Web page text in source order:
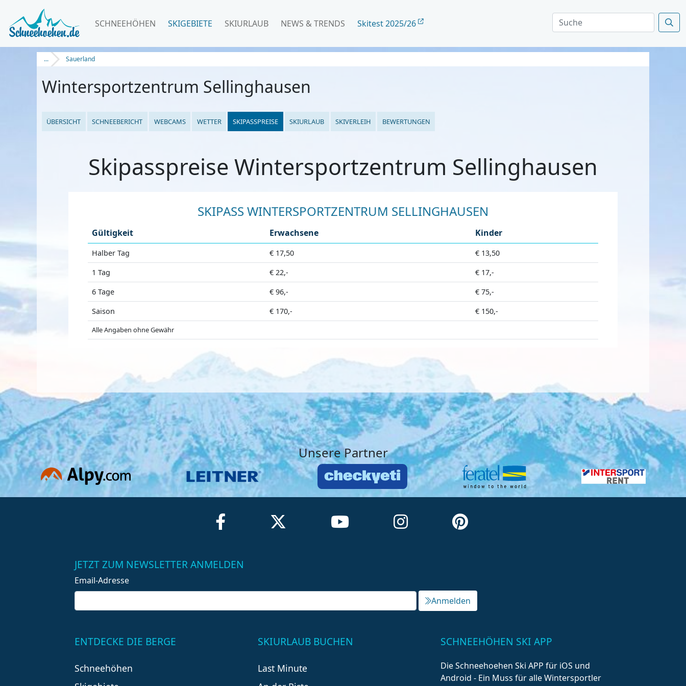
SCHNEEHÖHEN SKIGEBIETE SKIURLAUB NEWS & TRENDS Skitest 2025/26
... Sauerland
Wintersportzentrum Sellinghausen
ÜBERSICHT SCHNEEBERICHT WEBCAMS WETTER SKIPASSPREISE SKIURLAUB SKIVERLEIH BEWERTUNGEN
Skipasspreise Wintersportzentrum Sellinghausen
SKIPASS WINTERSPORTZENTRUM SELLINGHAUSEN
Gültigkeit Erwachsene Kinder
Halber Tag € 17,50
€ 13,50
1 Tag
€ 22,-
€ 17,-
6 Tage
€ 96,-
€ 75,-
Saison
€ 170,- € 150,-
Alle Angaben ohne Gewähr
Unsere Partner
JETZT ZUM NEWSLETTER ANMELDEN
Email-Adresse
Anmelden
ENTDECKE DIE BERGE
Schneehöhen
SKIURLAUB BUCHEN
Last Minute
SCHNEEHÖHEN SKI APP
Die Schneehoehen Ski APP für iOS und
Android - Ein Muss für alle Wintersportler